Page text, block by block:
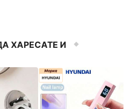
ХАРЕСАТЕ И